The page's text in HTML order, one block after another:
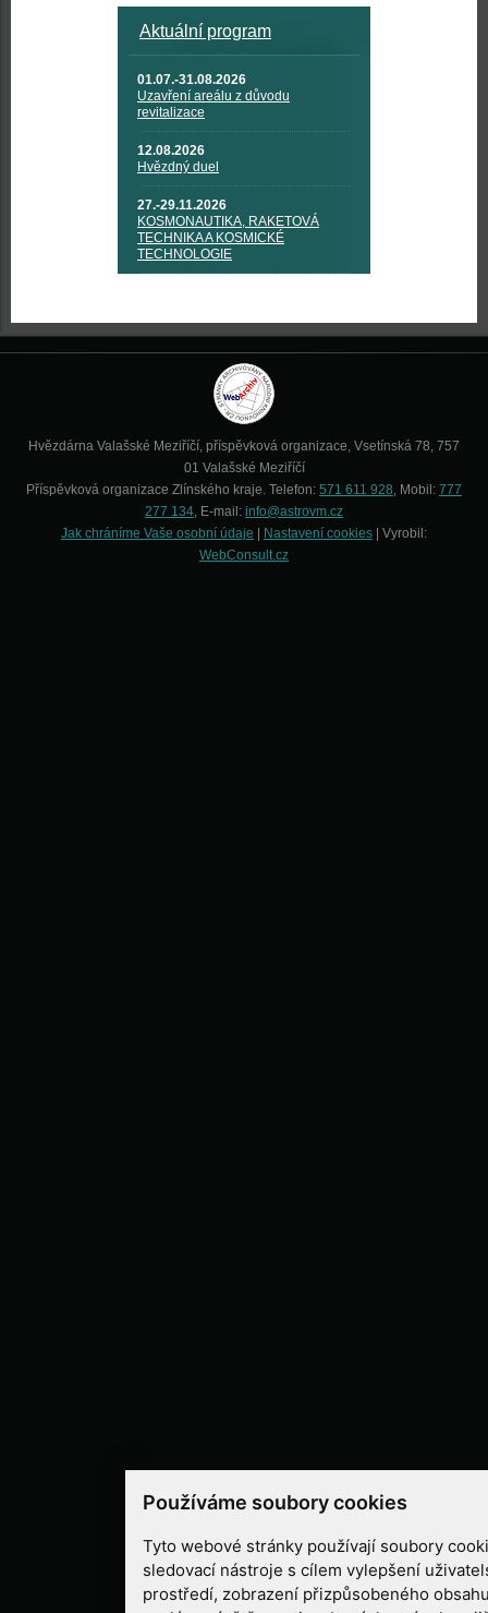
Používáme soubory cookies
Tyto webové stránky používají soubory
sledovací nástroje s cílem vylepšení
prostředí, zobrazení přizpůsobeného
Aktuální program
01.07.-31.08.2026
Uzavření areálu z důvodu
revitalizace
12.08.2026
Hvězdný duel
27.-29.11.2026
KOSMONAUTIKA, RAKETOVÁ
TECHNIKA A KOSMICKÉ
TECHNOLOGIE
Hvězdárna Valašské Meziříčí, příspěvková organizace, Vsetínská 78, 757
01 Valašské Meziříčí
Příspěvková organizace Zlínského kraje. Telefon: 571 611 928, Mobil: 777
277 134, E-mail: info@astrovm.cz
Jak chráníme Vaše osobní údaje
Nastavení cookies | Vyrobil:
WebConsult.cz